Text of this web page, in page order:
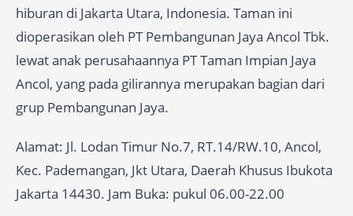
hiburan di Jakarta Utara, Indonesia. Taman ini
dioperasikan oleh PT Pembangunan Jaya Ancol Tbk.
lewat anak perusahaannya PT Taman Impian Jaya
Ancol, yang pada gilirannya merupakan bagian dari
grup Pembangunan Jaya.
Alamat: Jl. Lodan Timur No.7, RT.14/RW.10, Ancol,
Kec. Pademangan, Jkt Utara, Daerah Khusus Ibukota
Jakarta 14430. Jam Buka: pukul 06.00-22.00